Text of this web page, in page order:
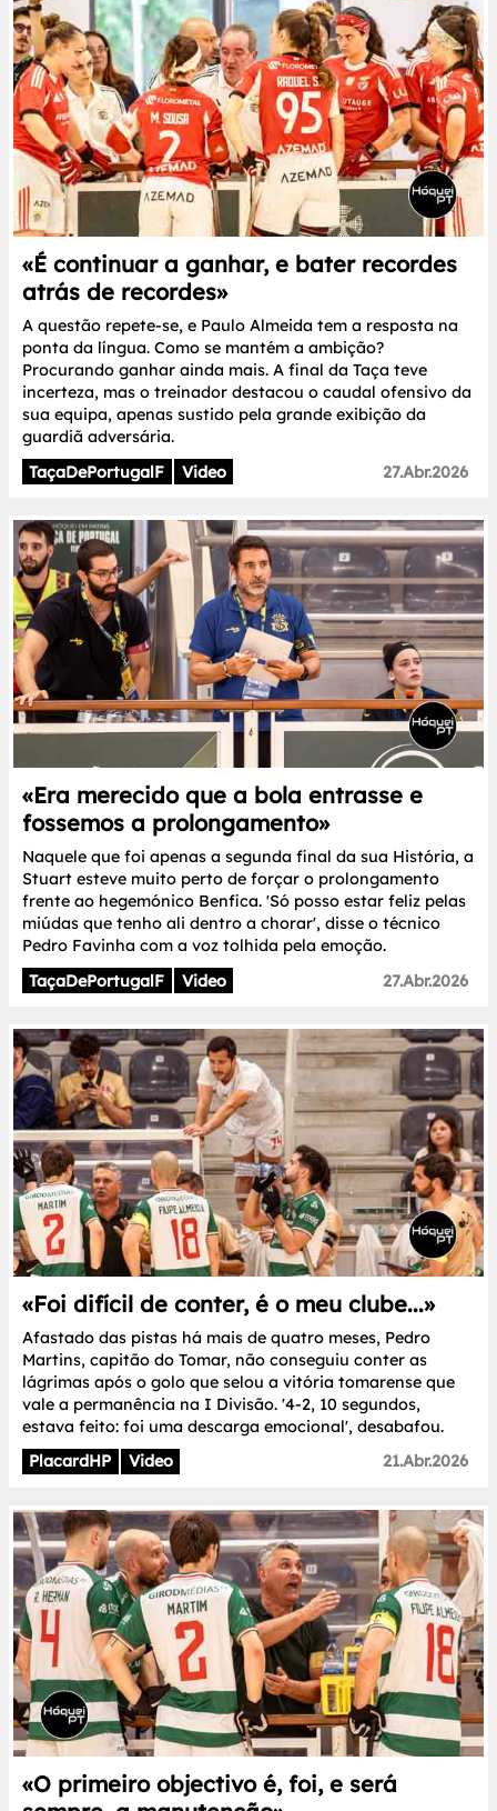
«É continuar a ganhar, e bater recordes
atrás de recordes»
A questão repete-se, e Paulo Almeida tem a resposta na
ponta da língua. Como se mantém a ambição?
Procurando ganhar ainda mais. A final da Taça teve
incerteza, mas o treinador destacou o caudal ofensivo da
sua equipa, apenas sustido pela grande exibição da
guardiã adversária.
TaçaDePortugalF
Video 27.Abr.2026
«Era merecido que a bola entrasse e
fossemos a prolongamento»
Naquele que foi apenas a segunda final da sua História, a
Stuart esteve muito perto de forçar o prolongamento
frente ao hegemónico Benfica. 'Só posso estar feliz pelas
miúdas que tenho ali dentro a chorar', disse o técnico
Pedro Favinha com a voz tolhida pela emoção.
TaçaDePortugalF
Video 27.Abr.2026
«Foi difícil de conter, é o meu clube...»
Afastado das pistas há mais de quatro meses, Pedro
Martins, capitão do Tomar, não conseguiu conter as
lágrimas após o golo que selou a vitória tomarense que
vale a permanência na I Divisão. '4-2, 10 segundos,
estava feito: foi uma descarga emocional', desabafou.
PlacardHP
Video 21.Abr.2026
«O primeiro objectivo é, foi, e será